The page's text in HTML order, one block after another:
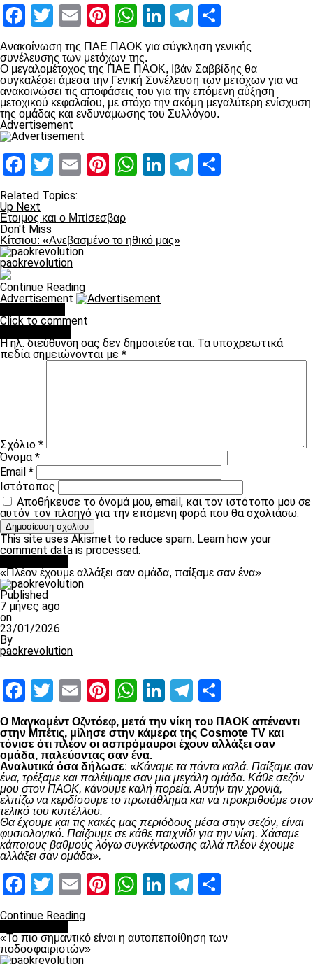
Facebook
Twitter
EmailPinterest
WhatsApp
LinkedIn
Telegram
Ανακοίνωση της ΠΑΕ ΠΑΟΚ για σύγκληση γενικής
συνέλευσης των μετόχων της.
Ο μεγαλομέτοχος της ΠΑΕ ΠΑΟΚ, Ιβάν Σαββίδης θα
συγκαλέσει άμεσα την Γενική Συνέλευση των μετόχων για να
ανακοινώσει τις αποφάσεις του για την επόμενη αύξηση
μετοχικού κεφαλαίου, με στόχο την ακόμη μεγαλύτερη ενίσχυση
της ομάδας και ενδυνάμωσης του Συλλόγου.
Advertisement
Facebook
Twitter
EmailPinterest
WhatsApp
LinkedIn
Telegram
Related Topics:
Up Next
Ετοιμος και ο Μπίσεσβαρ
Don't Miss
Κίτσιου: «Ανεβασμένο το ηθικό μας»
paokrevolution
Continue Reading
Advertisement
Click to comment
Η ηλ. διεύθυνση σας δεν δημοσιεύεται. Τα υποχρεωτικά
πεδία σημειώνονται με *
Σχόλιο *
Όνομα*
Email *
Ιστότοπος
Αποθήκευσε το όνομά μου, email, και τον ιστότοπο μου σε
αυτόν τον πλοηγό για την επόμενη φορά που θα σχολιάσω.
This site uses Akismet to reduce spam. Learn how your
comment data is processed.
«Πλέον έχουμε αλλάξει σαν ομάδα, παίξαμε σαν ένα»
Published
7 μήνες ago
on
23/01/2026
By
paokrevolution
Facebook
Twitter
EmailPinterest
WhatsApp
LinkedIn
Telegram
Ο Μαγκομέντ Οζντόεφ, μετά την νίκη του ΠΑΟΚ απέναντι
στην Μπέτις, μίλησε στην κάμερα της Cosmote TV και
τόνισε ότι πλέον οι ασπρόμαυροι έχουν αλλάξει σαν
ομάδα, παλεύοντας σαν ένα.
Αναλυτικά όσα δήλωσε: «Κάναμε τα πάντα καλά. Παίξαμε σαν
ένα, τρέξαμε και παλέψαμε σαν μια μεγάλη ομάδα. Κάθε σεζόν
μου στον ΠΑΟΚ, κάνουμε καλή πορεία. Αυτήν την χρονιά,
ελπίζω να κερδίσουμε το πρωτάθλημα και να προκριθούμε στον
τελικό του κυπέλλου.
Θα έχουμε και τις κακές μας περιόδους μέσα στην σεζόν, είναι
φυσιολογικό. Παίζουμε σε κάθε παιχνίδι για την νίκη. Χάσαμε
κάποιους βαθμούς λόγω συγκέντρωσης αλλά πλέον έχουμε
αλλάξει σαν ομάδα».
Facebook
Twitter
EmailPinterest
WhatsApp
LinkedIn
Telegram
Continue Reading
«Το πιο σημαντικό είναι η αυτοπεποίθηση των
ποδοσφαιριστών»